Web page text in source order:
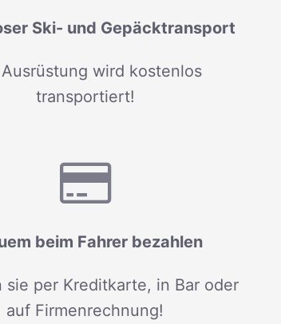
Ski- und Gepäcktransport
wird kostenlos
transportiert!
beim Fahrer bezahlen
sie per Kreditkarte, in Bar oder
auf Firmenrechnung!